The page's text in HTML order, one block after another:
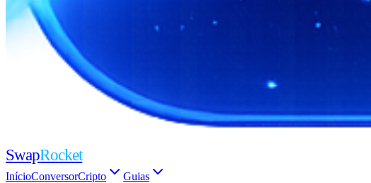
SwapRocket
InícioConversorCripto
Guias